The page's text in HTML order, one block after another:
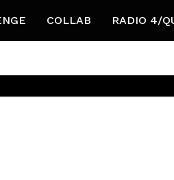
COLLAB RADIO 4/